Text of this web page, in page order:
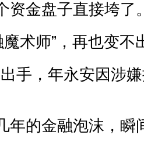
资金盘子直接垮了
术师”，再也变不
手，年永安因涉
年的金融泡沫，瞬